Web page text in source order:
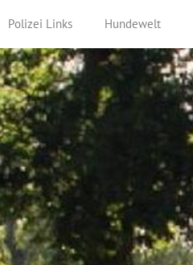
Polizei Links Hundewelt